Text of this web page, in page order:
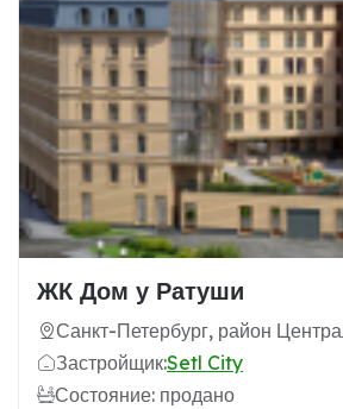
ЖК Дом у Ратуши
Санкт-Петербург, район
Застройщик:Setl City
Состояние: продано